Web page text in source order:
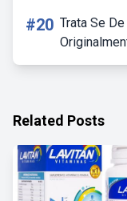
#20 Trata Se
Related Posts